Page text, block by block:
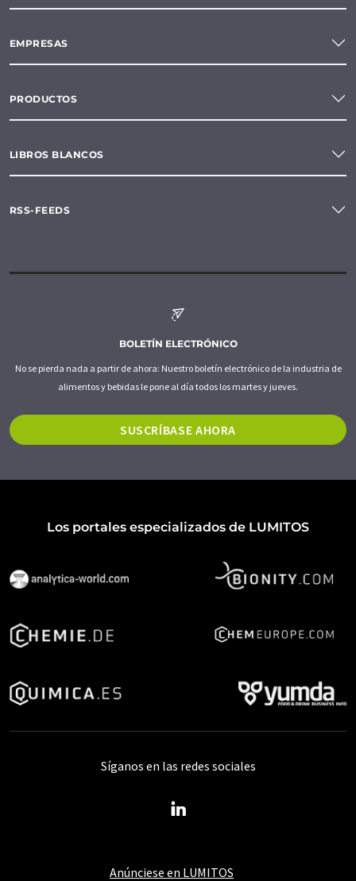
EMPRESAS
PRODUCTOS
LIBROS BLANCOS
RSS-FEEDS
BOLETÍN ELECTRÓNICO
No se pierda nada a partir de ahora: Nuestro boletín electrónico de la industria de
alimentos y bebidas le pone al día todos los martes y jueves.
SUSCRÍBASE AHORA
Los portales especializados de LUMITOS
Anúnciese en LUMITOS
Síganos en las redes sociales